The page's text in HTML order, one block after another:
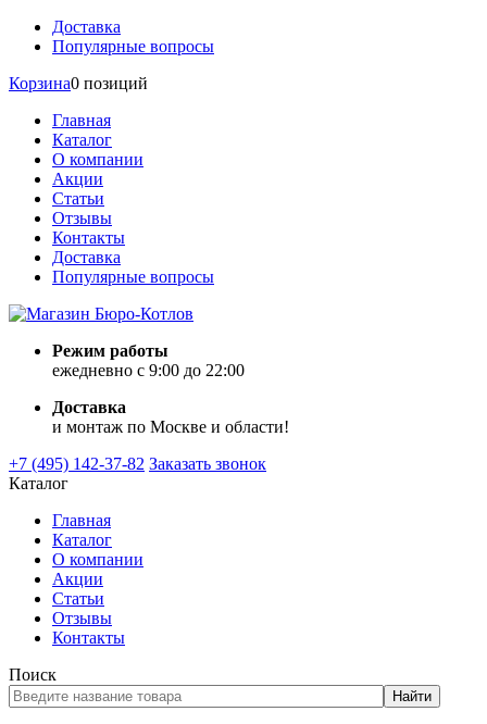
Доставка
Популярные вопросы
Корзина0 позиций
Главная
Каталог
О компании
Акции
Статьи
Отзывы
Контакты
Доставка
Популярные вопросы
Режим работы
ежедневно с 9:00 до 22:00
Доставка
и монтаж по Москве и области!
+7 (495) 142-37-82 Заказать звонок
Каталог
Главная
Каталог
О компании
Акции
Статьи
Отзывы
Контакты
Поиск
Найти